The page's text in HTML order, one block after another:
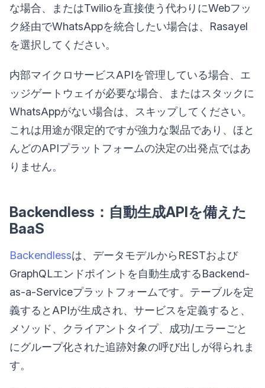
な場合、またはTwilioを直接使う代わりにWebフッ
ク経由でWhatsAppを統合したい場合は、Rasayel
を選択してください。
内部マイクロサービスAPIを管理している場合、エ
ッジゲートウェイが必要な場合、またはスタックに
WhatsAppがない場合は、スキップしてください。
これは用途が限定的ですが強力な製品であり、ほと
んどのAPIプラットフォームの決定の出発点ではあ
りません。
Backendless：自動生成APIを備えた
BaaS
Backendlessは、データモデルからRESTおよび
GraphQLエンドポイントを自動生成するBackend-
as-a-Serviceプラットフォームです。テーブルを定
義するとAPIが生成され、サービスを定義すると、
メソッド、クライアントタイプ、成功/エラーごと
にグループ化された追跡対象の呼び出しが得られま
す。